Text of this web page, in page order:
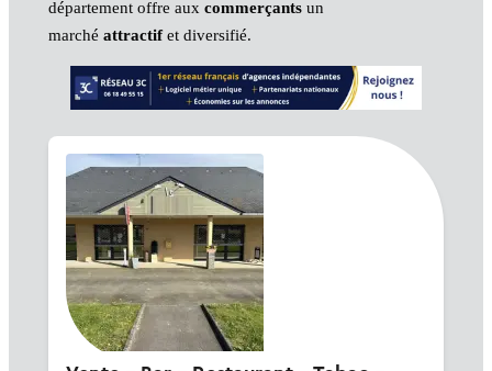
département offre aux commerçantsun
marché attractifet diversifié.